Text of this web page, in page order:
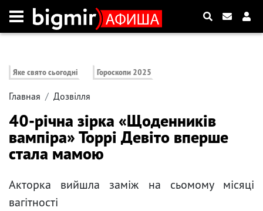
Яке свято сьогодні Гороскопи 2025
Главная Дозвілля
40-річна зірка «Щоденників
вампіра» Торрі Девіто вперше
стала мамою
Акторка вийшла заміж на сьомому місяці
вагітності